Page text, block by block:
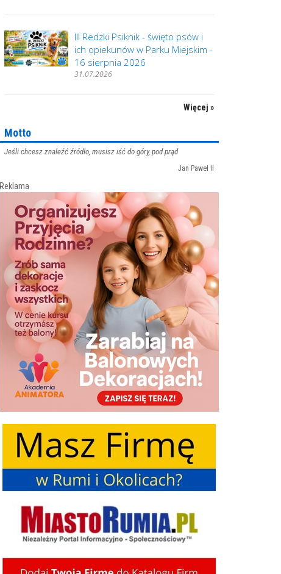
III Redzki Psiknik - święto psów i
ich opiekunów w Parku Miejskim -
16 sierpnia 2026
31.07.2026
Więcej »
Motto
Jeśli chcesz znaleźć źródło, musisz iść do góry, pod prąd
Jan Paweł II
Reklama